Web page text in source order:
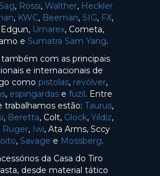
, Rossi, Walther, Heckler
, KWC, Beeman, SIG, FX,
Umarex, Cometa,
e Sumatra Sam Yang.
também com as principais
e internacionais de
como pistolas, revólver,
, espingardas e fuzil. Entre
trabalhamos estão: Taurus,
, Beretta, Colt, Glock, Yildiz,
Ruger, Iwi, Ata Arms, Sccy
, Savage e Mossberg.
da Casa do Tiro
desde material tático